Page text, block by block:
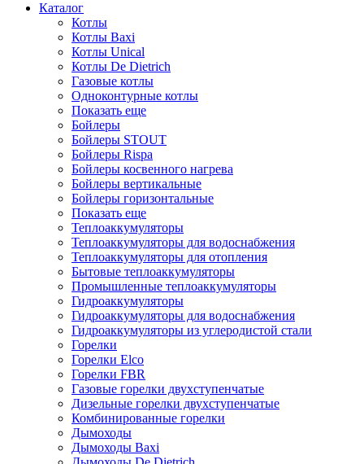
Каталог
Котлы
Котлы Baxi
Котлы Unical
Котлы De Dietrich
Газовые котлы
Одноконтурные котлы
Показать еще
Бойлеры
Бойлеры STOUT
Бойлеры Rispa
Бойлеры косвенного нагрева
Бойлеры вертикальные
Бойлеры горизонтальные
Показать еще
Теплоаккумуляторы
Теплоаккумуляторы для водоснабжения
Теплоаккумуляторы для отопления
Бытовые теплоаккумуляторы
Промышленные теплоаккумуляторы
Гидроаккумуляторы
Гидроаккумуляторы для водоснабжения
Гидроаккумуляторы из углеродистой стали
Горелки
Горелки Elco
Горелки FBR
Газовые горелки двухступенчатые
Дизельные горелки двухступенчатые
Комбинированные горелки
Дымоходы
Дымоходы Baxi